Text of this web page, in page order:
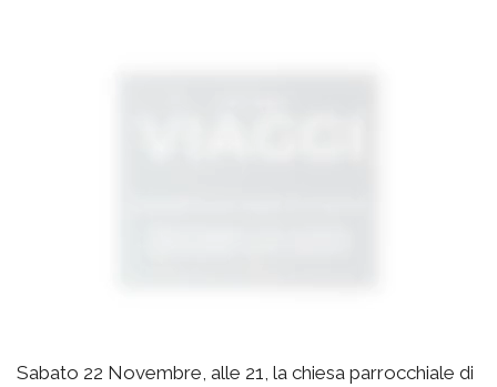
Sabato 22 Novembre, alle 21, la chiesa parrocchiale di